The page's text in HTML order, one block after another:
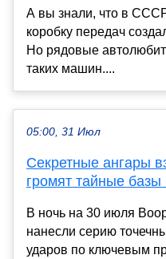
А вы знали, что в
коробку передач
Но рядовые
таких машин....
05:00, 31 Июл
Секретные ангары
громят тайные
В ночь на 30 июля
нанесли серию
ударов по ключевым